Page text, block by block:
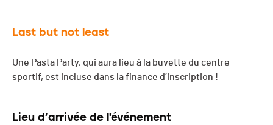
Last but not least
Une Pasta Party, qui aura lieu à la buvette du centre
sportif, est incluse dans la finance d’inscription !
Lieu d’arrivée de l'événement